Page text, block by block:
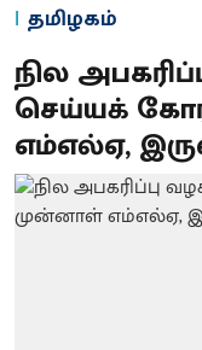
தமிழகம்
நில
செய்யக்
எம்எல்ஏ,